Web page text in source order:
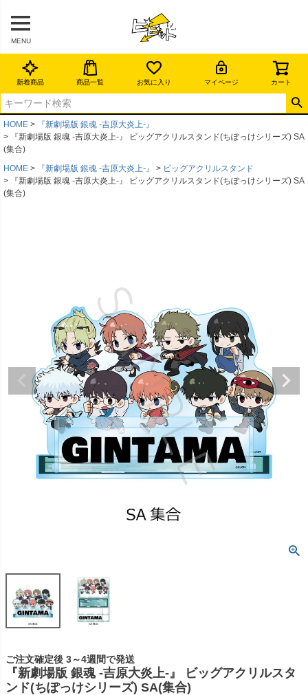
MENU
新着商品 商品一覧 お気に入り マイページ カート
HOME
『新劇場版 銀魂 -吉原大炎上-』
『新劇場版 銀魂 -吉原大炎上-』 ビッグアクリルスタンド(ちぽっけシリーズ) SA
(集合)
HOME
『新劇場版 銀魂 -吉原大炎上-』
ビッグアクリルスタンド
『新劇場版 銀魂 -吉原大炎上-』 ビッグアクリルスタンド(ちぽっけシリーズ) SA
(集合)
ご注文確定後 3～4週間で発送
『新劇場版 銀魂 -吉原大炎上-』 ビッグアクリルスタ
ンド(ちぽっけシリーズ) SA(集合)